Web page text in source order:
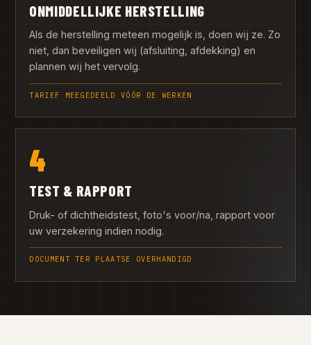
ONMIDDELLIJKE HERSTELLING
Als de herstelling meteen mogelijk is, doen wij ze. Zo
niet, dan beveiligen wij (afsluiting, afdekking) en
plannen wij het vervolg.
TARIEF MEEGEDEELD VÓÓR DE WERKEN
4
TEST & RAPPORT
Druk- of dichtheidstest, foto's voor/na, rapport voor
uw verzekering indien nodig.
DOCUMENT TER PLAATSE OVERHANDIGD